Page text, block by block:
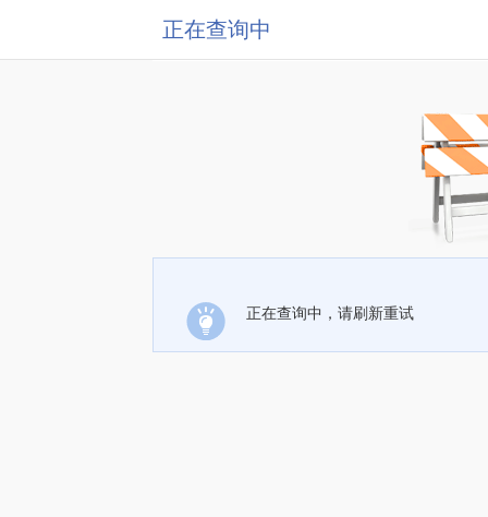
正在查询中
正在查询中，请刷新重试